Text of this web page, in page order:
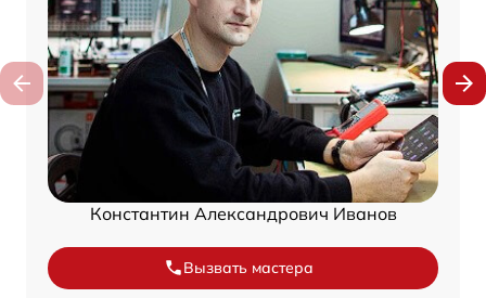
Константин Александрович Иванов
Вызвать мастера